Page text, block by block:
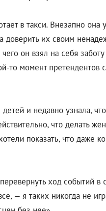
в такси. Внезапно она
доверить их своим
он взял на себя
то момент
и недавно узнала,
что делать
показать, что даже
ход событий в
— я таких никогда не